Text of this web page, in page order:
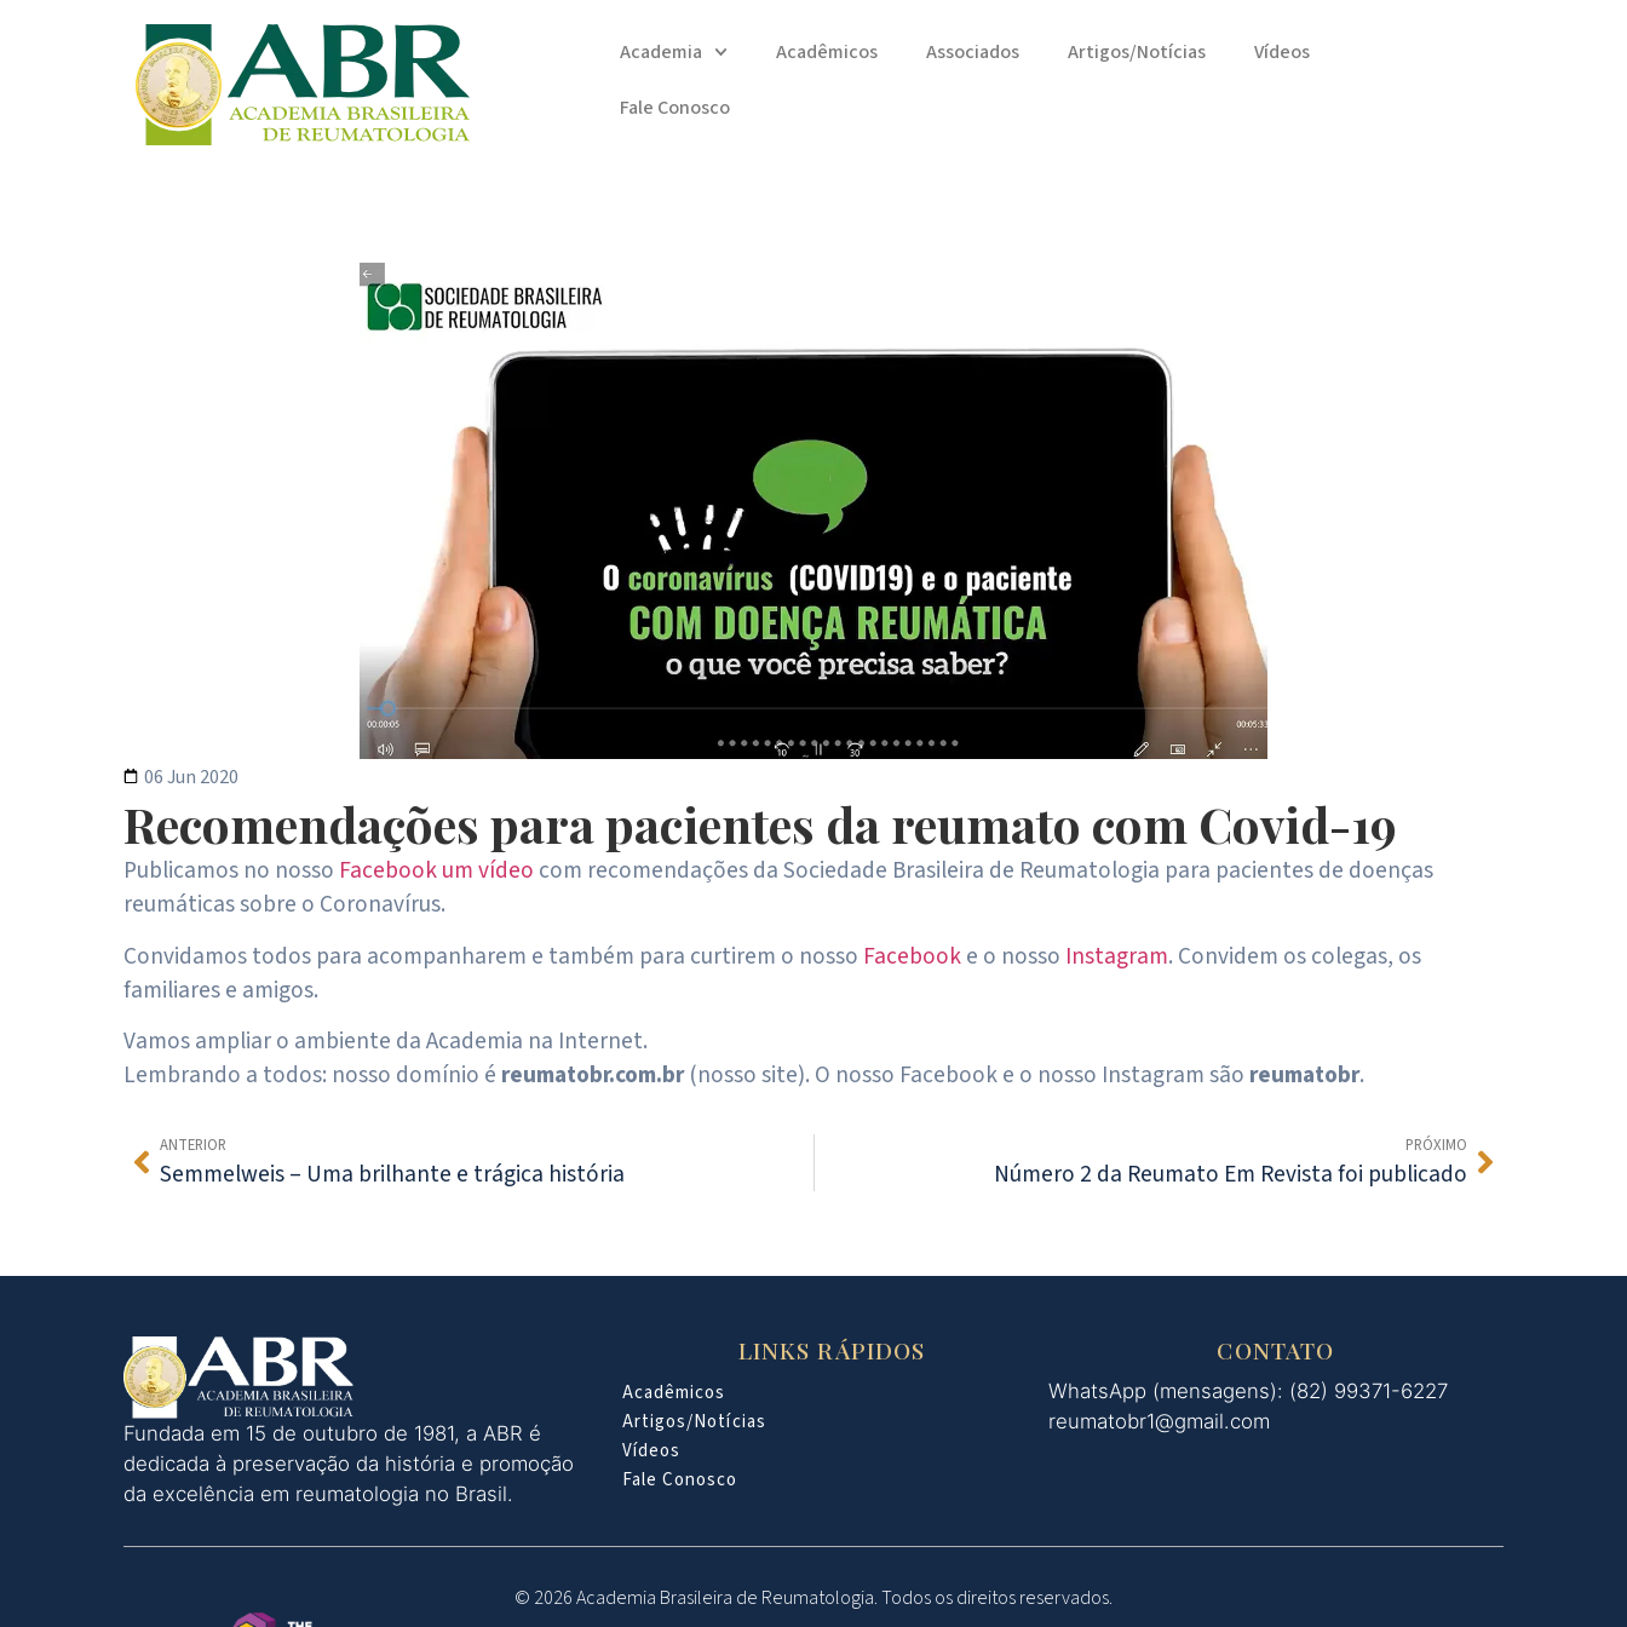
Academia Acadêmicos Associados Artigos/Notícias Vídeos
Fale Conosco
06 Jun 2020
Recomendações para pacientes da reumato com Covid-19
Publicamos no nosso Facebook um vídeo com recomendações da Sociedade Brasileira de Reumatologia para pacientes de doenças
reumáticas sobre o Coronavírus.
Convidamos todos para acompanharem e também para curtirem o nosso Facebooke o nosso Instagram. Convidem os colegas, os
familiares e amigos.
Vamos ampliar o ambiente da Academia na Internet.
Lembrando a todos: nosso domínio é reumatobr.com.br(nosso site). O nosso Facebook e o nosso Instagram são reumatobr.
ANTERIOR
Semmelweis – Uma brilhante e trágica história
PRÓXIMO
Número 2 da Reumato Em Revista foi publicado
Fundada em 15 de outubro de 1981, a ABR é
dedicada à preservação da história e promoção
da excelência em reumatologia no Brasil.
LINKS RÁPIDOS
Acadêmicos
Artigos/Notícias
Vídeos
Fale Conosco
CONTATO
WhatsApp (mensagens): (82) 99371-6227
reumatobr1@gmail.com
© 2026 Academia Brasileira de Reumatologia. Todos os direitos reservados.